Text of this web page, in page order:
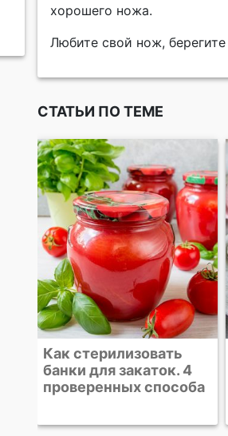
хорошего ножа.
Любите свой нож,
СТАТЬИ ПО ТЕМЕ
Подборка клубничных
тортов, пирогов и
десертов к летнему